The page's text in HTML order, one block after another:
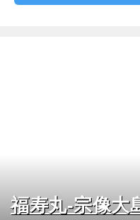
福寿丸-宗像大